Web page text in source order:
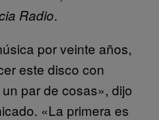
Radio.
por veinte años,
este disco con
par de cosas», dijo
«La primera es